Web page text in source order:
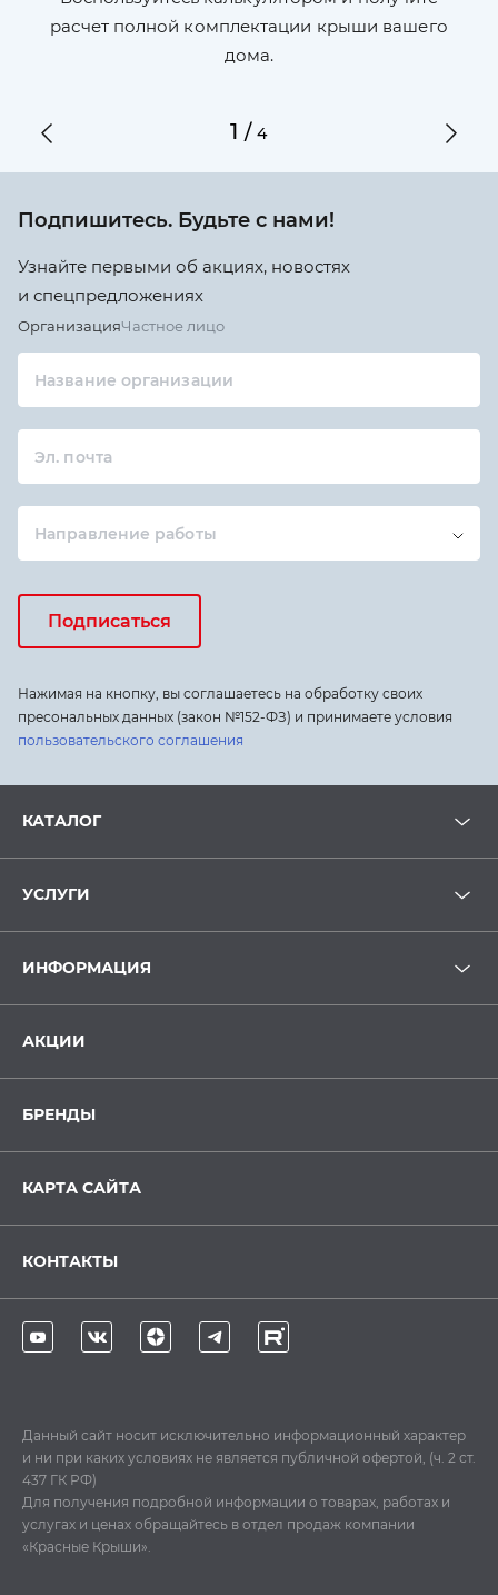
расчет полной комплектации крыши вашего
дома.
1 /4
Подпишитесь. Будьте с нами!
Узнайте первыми об акциях, новостях
и спецпредложениях
ОрганизацияЧастное лицо
Название организации
Эл. почта
Направление работы
Подписаться
Нажимая на кнопку, вы соглашаетесь на обработку своих
пресональных данных (закон №152-ФЗ) и принимаете условия
пользовательского соглашения
КАТАЛОГ
УСЛУГИ
ИНФОРМАЦИЯ
АКЦИИ
БРЕНДЫ
КАРТА САЙТА
КОНТАКТЫ
Данный сайт носит исключительно информационный характер
и ни при каких условиях не является публичной офертой, (ч. 2 ст.
437 ГК РФ)
Для получения подробной информации о товарах, работах и
услугах и ценах обращайтесь в отдел продаж компании
«Красные Крыши».